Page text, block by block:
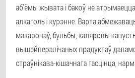
аб'ёмы жывата і бакоў не
алкаголь і курэнне. Варта
макаронаў, бульбы, каляровы
вышэйпералічаных прадуктаў
страўнікава-кішачнага гасцінца,